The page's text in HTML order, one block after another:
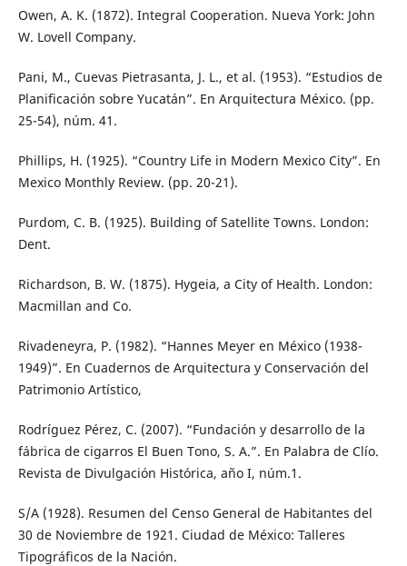
Owen, A. K. (1872). Integral Cooperation. Nueva York: John
W. Lovell Company.
Pani, M., Cuevas Pietrasanta, J. L., et al. (1953). “Estudios de
Planificación sobre Yucatán”. En Arquitectura México. (pp.
25-54), núm. 41.
Phillips, H. (1925). “Country Life in Modern Mexico City”. En
Mexico Monthly Review. (pp. 20-21).
Purdom, C. B. (1925). Building of Satellite Towns. London:
Dent.
Richardson, B. W. (1875). Hygeia, a City of Health. London:
Macmillan and Co.
Rivadeneyra, P. (1982). “Hannes Meyer en México (1938-
1949)”. En Cuadernos de Arquitectura y Conservación del
Patrimonio Artístico,
Rodríguez Pérez, C. (2007). “Fundación y desarrollo de la
fábrica de cigarros El Buen Tono, S. A.”. En Palabra de Clío.
Revista de Divulgación Histórica, año I, núm.1.
S/A (1928). Resumen del Censo General de Habitantes del
30 de Noviembre de 1921. Ciudad de México: Talleres
Tipográficos de la Nación.